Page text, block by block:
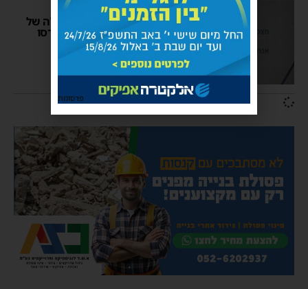
הורים מודאגים
מחדל: מערך וועדות קבלה של
התמ"ת למעונות היום קרסו
אביב נחשוני 12:33
פרסומת